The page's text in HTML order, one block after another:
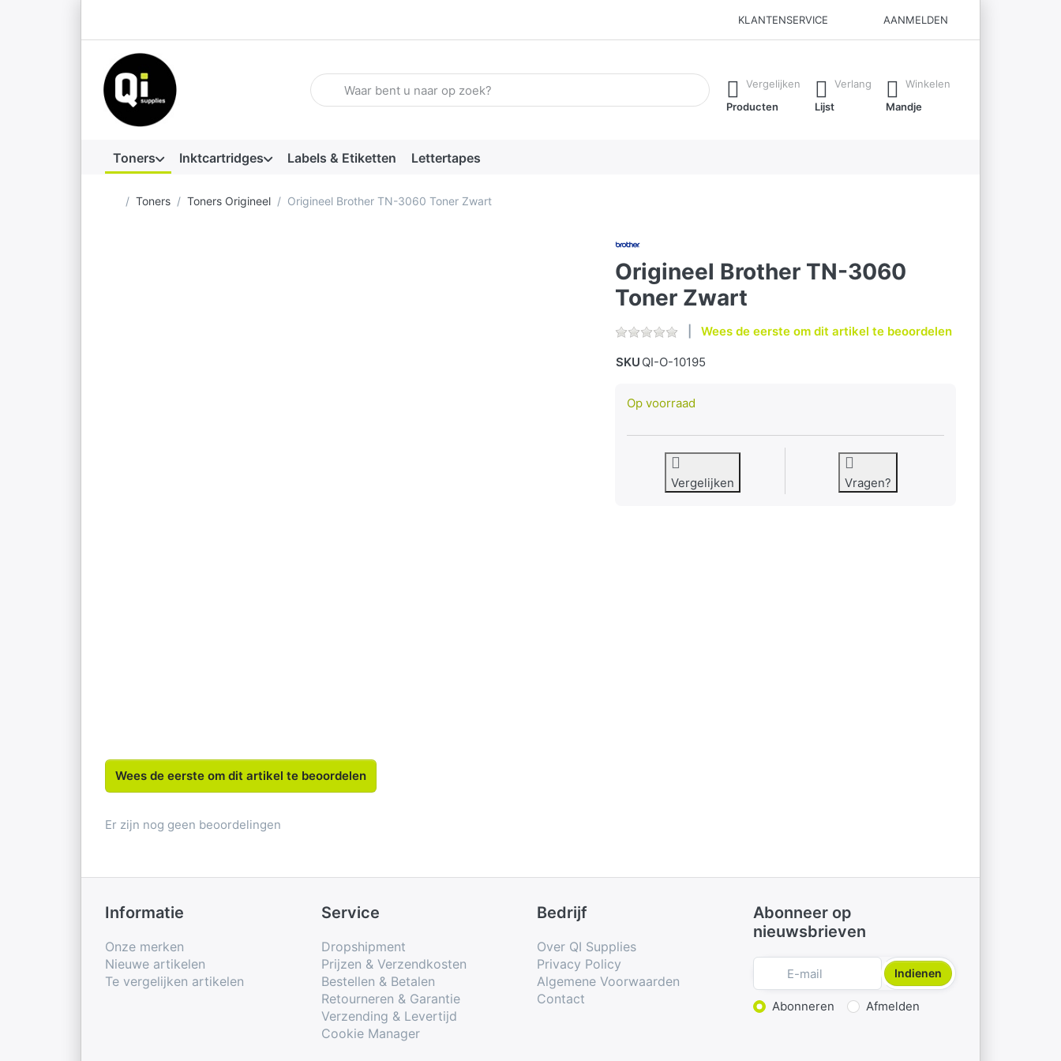
KLANTENSERVICE AANMELDEN
Voer een zoekterm in. De eerste resultaten verschijnen automatisch terwijl je typt. Druk op de Enter-toets om alle resultaten op te
Vergelijken
Producten
Verlang
Lijst
Winkelen
Mandje
Toners Inktcartridges Labels & Etiketten Lettertapes
Startpagina
Toners Toners Origineel Origineel Brother TN-3060 Toner Zwart
Origineel Brother TN-3060
Toner Zwart
Wees de eerste om dit artikel te beoordelen
SKU QI-O-10195
Op voorraad
Vergelijken Vragen?
Wees de eerste om dit artikel te beoordelen
Er zijn nog geen beoordelingen
Informatie
Onze merken
Nieuwe artikelen
Te vergelijken artikelen
Service
Dropshipment
Prijzen & Verzendkosten
Bestellen & Betalen
Retourneren & Garantie
Verzending & Levertijd
Cookie Manager
Bedrijf
Over QI Supplies
Privacy Policy
Algemene Voorwaarden
Contact
Abonneer op
nieuwsbrieven
Indienen
Actie kiezen
Abonneren Afmelden